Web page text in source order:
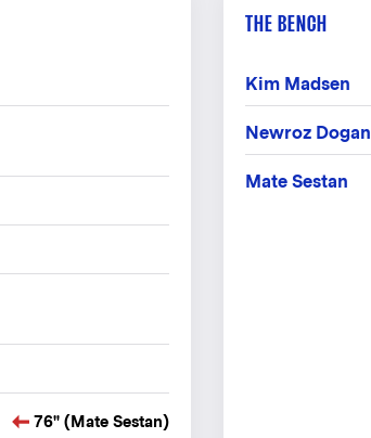
76" (Mate Sestan)
THE BENCH
Kim Madsen
Newroz Dogan
Mate Sestan